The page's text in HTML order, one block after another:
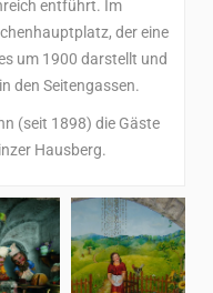
entführt. Im
der eine
um 1900 darstellt und
den Seitengassen.
(seit 1898) die Gäste
Hausberg.